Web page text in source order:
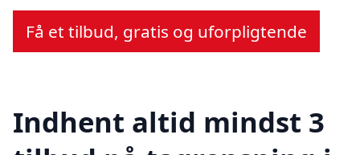
Få et tilbud, gratis og uforpligtende
Indhent altid mindst 3